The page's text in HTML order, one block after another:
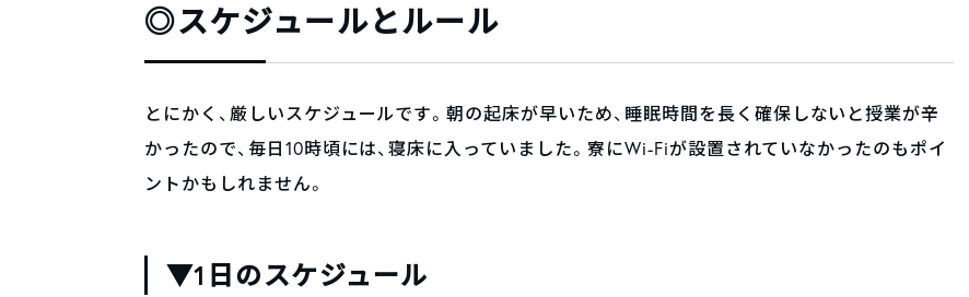
◎スケジュールとルール
とにかく、厳しいスケジュールです。朝の起床が早いため、睡眠時間を長く確保しないと授業が辛
かったので、毎日10時頃には、寝床に入っていました。寮にWi-Fiが設置されていなかったのもポイ
ントかもしれません。
▼1日のスケジュール